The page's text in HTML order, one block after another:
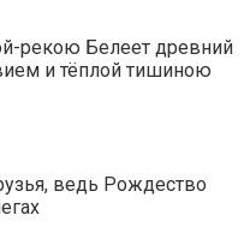
рекою Белеет древний
и тёплой тишиною
ведь Рождество